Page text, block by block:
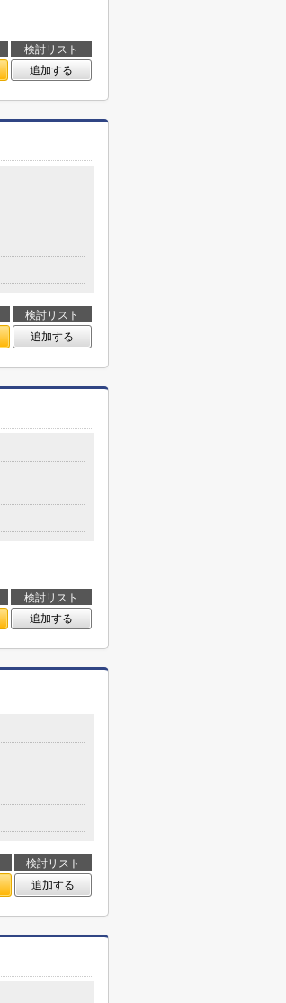
検討リスト
追加する
検討リスト
追加する
検討リスト
追加する
検討リスト
追加する